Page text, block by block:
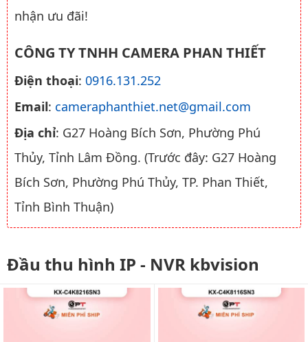
nhận ưu đãi!
CÔNG TY TNHH CAMERA PHAN THIẾT
Điện thoại: 0916.131.252
Email: cameraphanthiet.net@gmail.com
Địa chỉ: G27 Hoàng Bích Sơn, Phường Phú
Thủy, Tỉnh Lâm Đồng. (Trước đây: G27 Hoàng
Bích Sơn, Phường Phú Thủy, TP. Phan Thiết,
Tỉnh Bình Thuận)
Đầu thu hình IP - NVR kbvision